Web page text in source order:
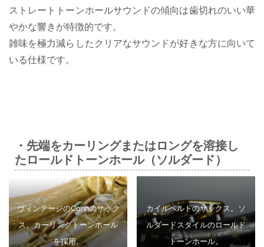
ストレートトーンホールサウンドの傾向は歯切れのいい華
やかな響きが特徴的です。
雑味を極力減らしたクリアなサウンドが好きな方に向いて
いる仕様です。
・先端をカーリングまたはロングを溶接し
たロールドトーンホール（ソルダード）
ヴィンテージのConnのサック
ス。カーリングトーンホール
を採用。
カイルベルトのサックス。ソ
ルダードスタイルのロールド
トーンホール。